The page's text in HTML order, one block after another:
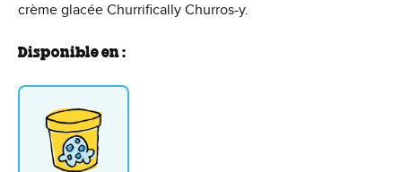
crème glacée Churrifically Churros-y.
Disponible en :